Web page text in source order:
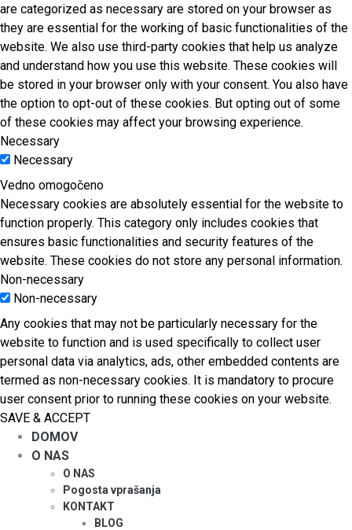
are categorized as necessary are stored on your browser as
they are essential for the working of basic functionalities of the
website. We also use third-party cookies that help us analyze
and understand how you use this website. These cookies will
be stored in your browser only with your consent. You also have
the option to opt-out of these cookies. But opting out of some
of these cookies may affect your browsing experience.
Necessary
Necessary
Vedno omogočeno
Necessary cookies are absolutely essential for the website to
function properly. This category only includes cookies that
ensures basic functionalities and security features of the
website. These cookies do not store any personal information.
Non-necessary
Non-necessary
Any cookies that may not be particularly necessary for the
website to function and is used specifically to collect user
personal data via analytics, ads, other embedded contents are
termed as non-necessary cookies. It is mandatory to procure
user consent prior to running these cookies on your website.
SAVE & ACCEPT
DOMOV
O NAS
O NAS
Pogosta vprašanja
KONTAKT
BLOG